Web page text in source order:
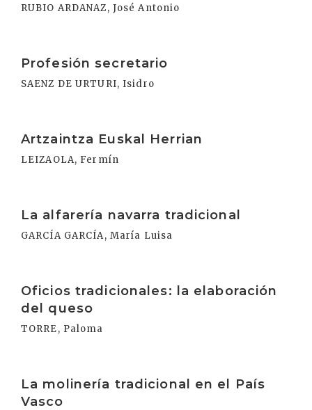
RUBIO ARDANAZ, José Antonio
Profesión secretario
SAENZ DE URTURI, Isidro
Artzaintza Euskal Herrian
LEIZAOLA, Fermín
La alfarería navarra tradicional
GARCÍA GARCÍA, María Luisa
Oficios tradicionales: la elaboración
del queso
TORRE, Paloma
La molinería tradicional en el País
Vasco